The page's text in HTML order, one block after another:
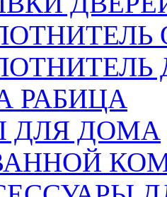
РАБИЦА
ДЛЯ ДОМА